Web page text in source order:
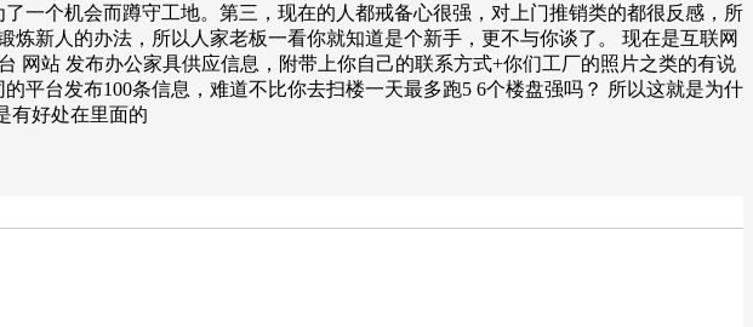
一个机会而蹲守工地。第三，现在的人都戒备心很强，对上门推销类的都很反感，所
新人的办法，所以人家老板一看你就知道是个新手，更不与你谈了。 现在是互联网
网站 发布办公家具供应信息，附带上你自己的联系方式+你们工厂的照片之类的有说
平台发布100条信息，难道不比你去扫楼一天最多跑5 6个楼盘强吗？ 所以这就是为什
有好处在里面的